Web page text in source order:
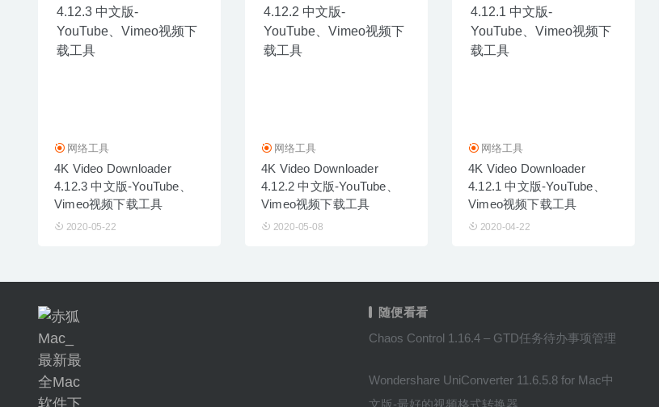
网络工具
4K Video Downloader
4.12.3 中文版-YouTube、
Vimeo视频下载工具
2020-05-22
网络工具
4K Video Downloader
4.12.2 中文版-YouTube、
Vimeo视频下载工具
2020-05-08
网络工具
4K Video Downloader
4.12.1 中文版-YouTube、
Vimeo视频下载工具
2020-04-22
随便看看
Chaos Control 1.16.4 – GTD任务待办事项管理
Wondershare UniConverter 11.6.5.8 for Mac中